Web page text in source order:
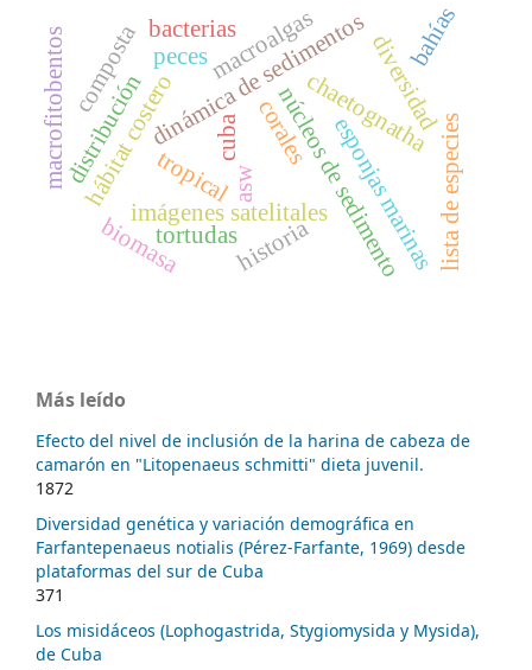
imágenes satelitalesnúcleos de sedimento
dinámica de sedimentos
cuba chaetognatha
hábitat costero diversidad
distribución tropical lista de especies
macroalgas
corales
peces
esponjas marinas
historia
macrofitobentos composta
biomasa
asw
tortudas
bacterias bahías
Más leído
Efecto del nivel de inclusión de la harina de cabeza de
camarón en "Litopenaeus schmitti" dieta juvenil.
1872
Diversidad genética y variación demográfica en
Farfantepenaeus notialis (Pérez-Farfante, 1969) desde
plataformas del sur de Cuba
371
Los misidáceos (Lophogastrida, Stygiomysida y Mysida),
de Cuba